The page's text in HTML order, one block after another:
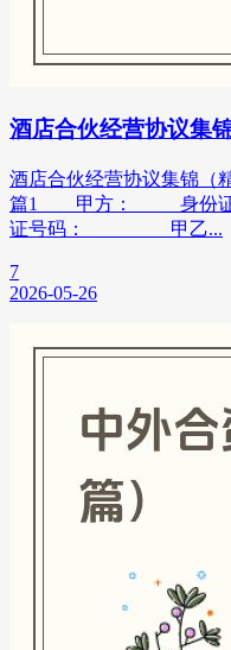
酒店合伙经营协议集
酒店合伙经营协议集锦（
篇1 甲方：_____身份
证号码：_____ 甲乙...
7
2026-05-26